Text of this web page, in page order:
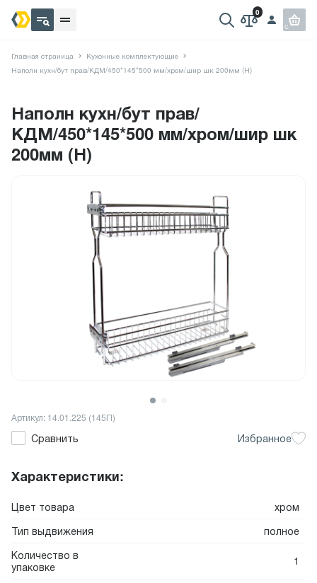
Главная страница
Кухонные комплектующие
Наполн кухн/бут прав/КДМ/450*145*500 мм/хром/шир шк 200мм (Н)
Наполн кухн/бут прав/
КДМ/450*145*500 мм/хром/шир шк
200мм (Н)
Сравнить Избранное
Артикул: 14.01.225 (145П)
Характеристики:
Цвет товара
хром
Тип выдвижения
полное
Количество в
упаковке
1